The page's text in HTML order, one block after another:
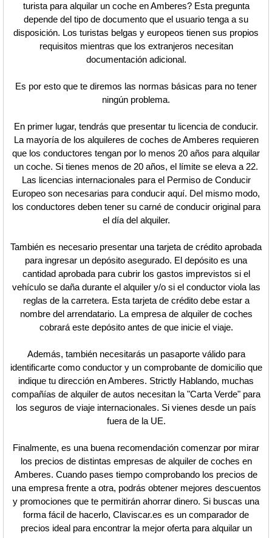
turista para alquilar un coche en Amberes? Esta pregunta
depende del tipo de documento que el usuario tenga a su
disposición. Los turistas belgas y europeos tienen sus propios
requisitos mientras que los extranjeros necesitan
documentación adicional.
Es por esto que te diremos las normas básicas para no tener
ningún problema.
En primer lugar, tendrás que presentar tu licencia de conducir.
La mayoría de los alquileres de coches de Amberes requieren
que los conductores tengan por lo menos 20 años para alquilar
un coche. Si tienes menos de 20 años, el límite se eleva a 22.
Las licencias internacionales para el Permiso de Conducir
Europeo son necesarias para conducir aquí. Del mismo modo,
los conductores deben tener su carné de conducir original para
el día del alquiler.
También es necesario presentar una tarjeta de crédito aprobada
para ingresar un depósito asegurado. El depósito es una
cantidad aprobada para cubrir los gastos imprevistos si el
vehículo se daña durante el alquiler y/o si el conductor viola las
reglas de la carretera. Esta tarjeta de crédito debe estar a
nombre del arrendatario. La empresa de alquiler de coches
cobrará este depósito antes de que inicie el viaje.
Además, también necesitarás un pasaporte válido para
identificarte como conductor y un comprobante de domicilio que
indique tu dirección en Amberes. Strictly Hablando, muchas
compañías de alquiler de autos necesitan la "Carta Verde" para
los seguros de viaje internacionales. Si vienes desde un país
fuera de la UE.
Finalmente, es una buena recomendación comenzar por mirar
los precios de distintas empresas de alquiler de coches en
Amberes. Cuando pases tiempo comprobando los precios de
una empresa frente a otra, podrás obtener mejores descuentos
y promociones que te permitirán ahorrar dinero. Si buscas una
forma fácil de hacerlo, Claviscar.es es un comparador de
precios ideal para encontrar la mejor oferta para alquilar un